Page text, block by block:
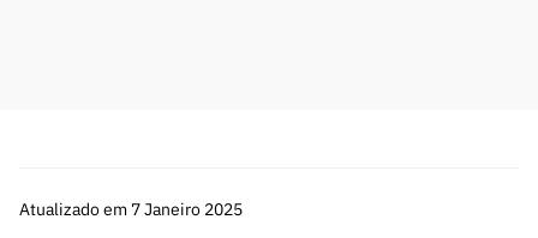
Atualizado em 7 Janeiro 2025